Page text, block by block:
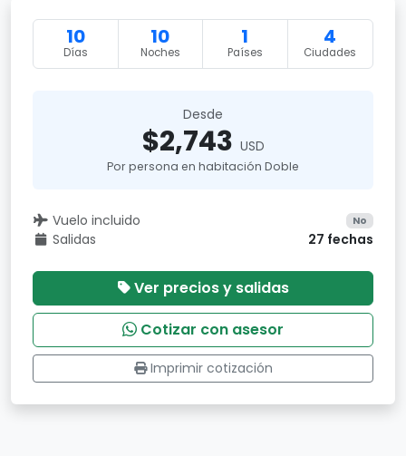
10
Días
10
Noches
1
Países
4
Ciudades
Desde
$2,743 USD
Por persona en habitación Doble
Vuelo incluido No
Salidas 27 fechas
Ver precios y salidas
Cotizar con asesor
Imprimir cotización